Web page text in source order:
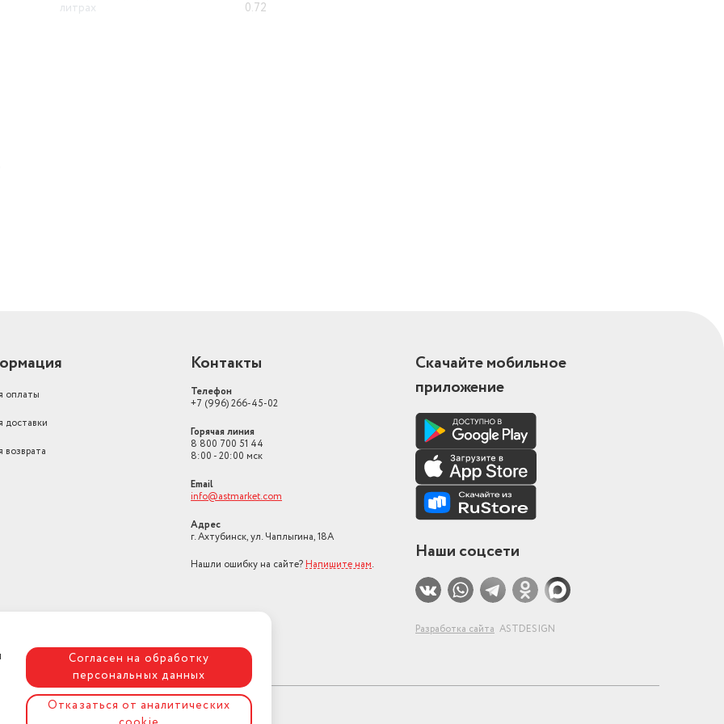
литрах
0.72
оплаты
доставки
возврата
Контакты
Телефон
+7 (996) 266-45-02
Горячая линия
8 800 700 51 44
8:00 - 20:00 мск
Email
info@astmarket.com
Адрес
г. Ахтубинск, ул. Чаплыгина, 18А
Нашли ошибку на сайте? Напишите нам.
Скачайте мобильное
приложение
Наши соцсети
Разработка сайта ASTDESIGN
Согласен на обработку
персональных данных
Отказаться от аналитических